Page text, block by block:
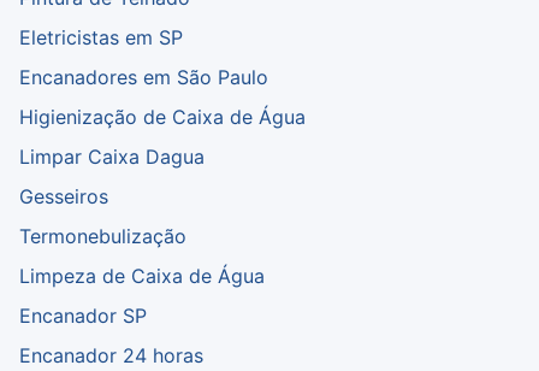
Eletricistas em SP
Encanadores em São Paulo
Higienização de Caixa de Água
Limpar Caixa Dagua
Gesseiros
Termonebulização
Limpeza de Caixa de Água
Encanador SP
Encanador 24 horas